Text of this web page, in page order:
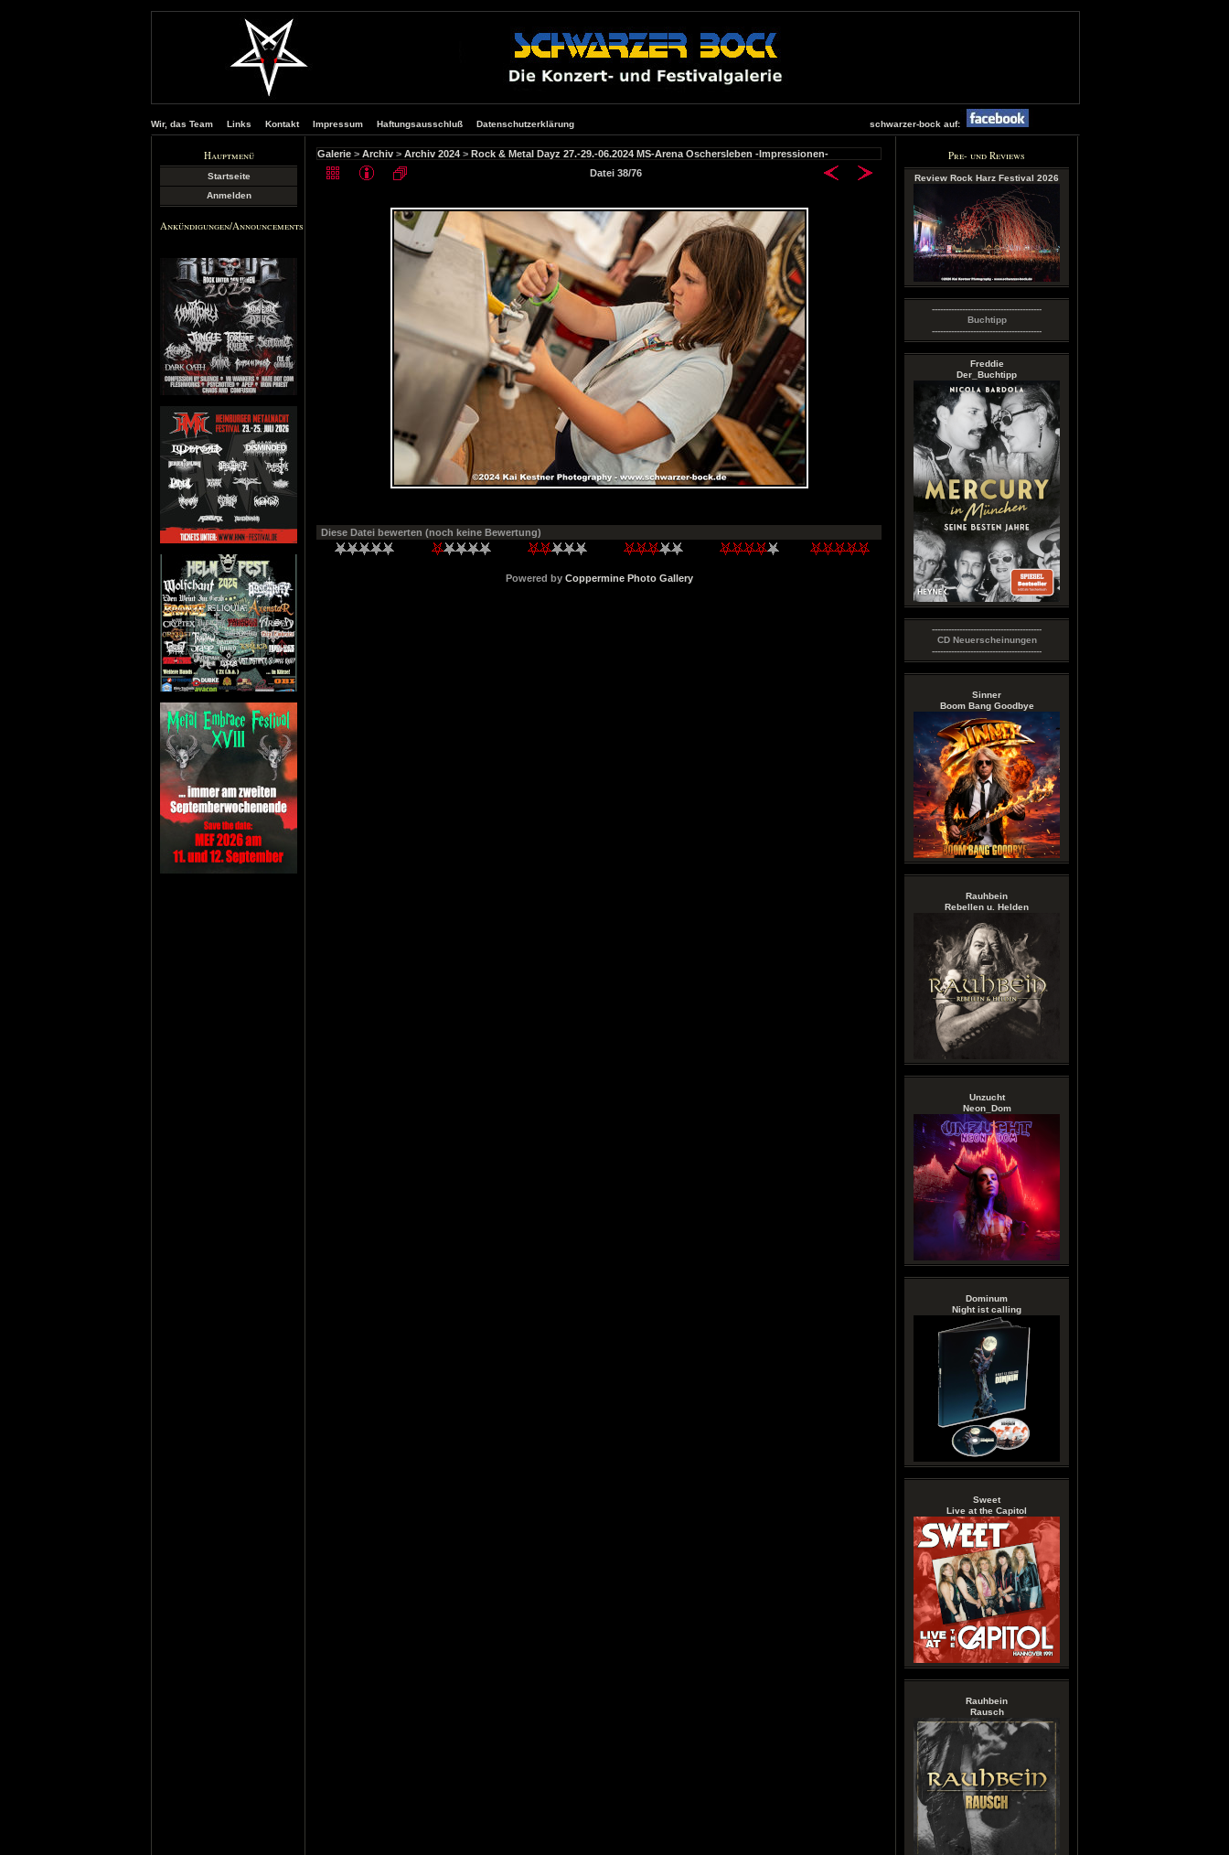
Wir, das Team Links Kontakt Impressum Haftungsausschluß Datenschutzerklärung schwarzer-bock auf:
Hauptmenü
Startseite
Anmelden
Ankündigungen/Announcements
Pre- und Reviews
Review Rock Harz Festival 2026
----------------------------------------
Buchtipp
----------------------------------------
Freddie
Der_Buchtipp
----------------------------------------
CD Neuerscheinungen
----------------------------------------
Sinner
Boom Bang Goodbye
Rauhbein
Rebellen u. Helden
Unzucht
Neon_Dom
Dominum
Night ist calling
Sweet
Live at the Capitol
Rauhbein
Rausch
Galerie > Archiv > Archiv 2024 > Rock & Metal Dayz 27.-29.-06.2024 MS-Arena Oschersleben -Impressionen-
Datei 38/76
Diese Datei bewerten (noch keine Bewertung)
Powered by Coppermine Photo Gallery